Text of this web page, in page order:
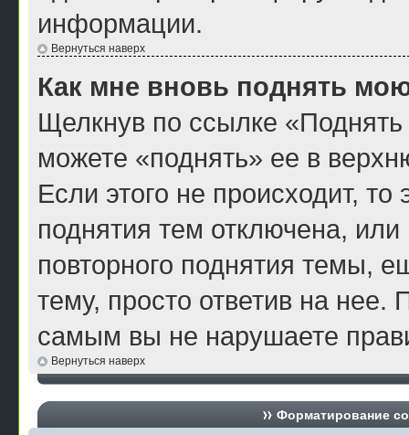
информации.
Вернуться наверх
Как мне вновь поднять
Щелкнув по ссылке
можете «поднять» ее в
Если этого не происходит, то
поднятия тем отключена,
повторного поднятия темы,
тему, просто ответив на нее.
самым вы не нарушаете
Вернуться наверх
Форматирование